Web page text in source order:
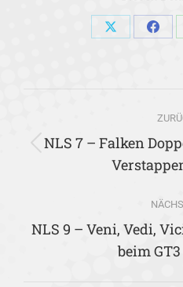
Share
NLS 7 – Falken
NLS 9 – Veni, Vedi,
beim